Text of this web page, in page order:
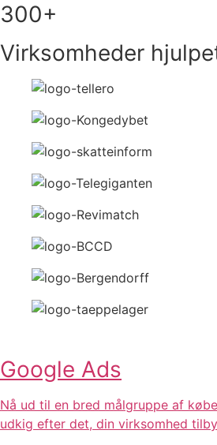
300+
Virksomheder
Google Ads
Nå ud til en bred målgruppe af
udkig efter det, din virksomhed